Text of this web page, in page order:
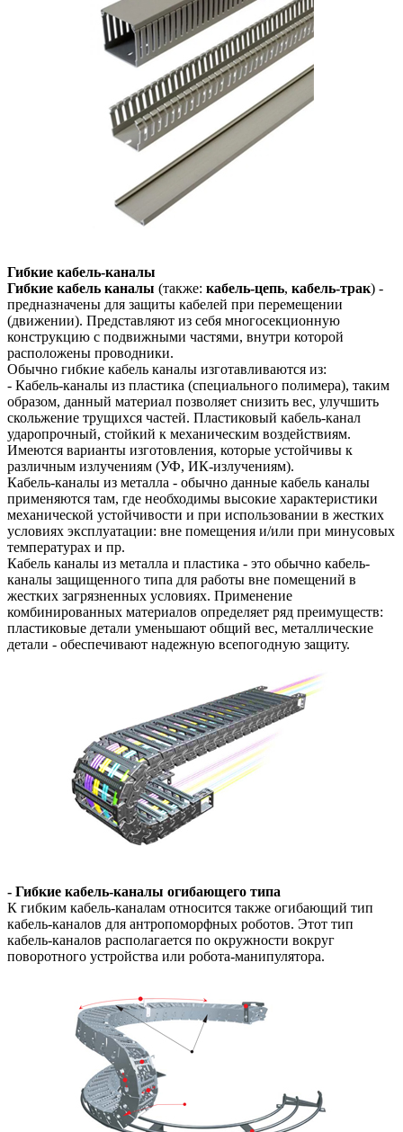
Гибкие кабель-каналы
Гибкие кабель каналы (также: кабель-цепь, кабель-трак) -
предназначены для защиты кабелей при перемещении
(движении). Представляют из себя многосекционную
конструкцию с подвижными частями, внутри которой
расположены проводники.
Обычно гибкие кабель каналы изготавливаются из:
- Кабель-каналы из пластика (специального полимера), таким
образом, данный материал позволяет снизить вес, улучшить
скольжение трущихся частей. Пластиковый кабель-канал
ударопрочный, стойкий к механическим воздействиям.
Имеются варианты изготовления, которые устойчивы к
различным излучениям (УФ, ИК-излучениям).
Кабель-каналы из металла - обычно данные кабель каналы
применяются там, где необходимы высокие характеристики
механической устойчивости и при использовании в жестких
условиях эксплуатации: вне помещения и/или при минусовых
температурах и пр.
Кабель каналы из металла и пластика - это обычно кабель-
каналы защищенного типа для работы вне помещений в
жестких загрязненных условиях. Применение
комбинированных материалов определяет ряд преимуществ:
пластиковые детали уменьшают общий вес, металлические
детали - обеспечивают надежную всепогодную защиту.
- Гибкие кабель-каналы огибающего типа
К гибким кабель-каналам относится также огибающий тип
кабель-каналов для антропоморфных роботов. Этот тип
кабель-каналов располагается по окружности вокруг
поворотного устройства или робота-манипулятора.